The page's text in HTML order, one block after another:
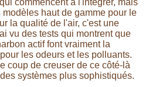
commencent à l'intégrer, mais
modèles haut de gamme pour le
la qualité de l'air, c'est une
vu des tests qui montrent que
actif font vraiment la
les odeurs et les polluants.
coup de creuser de ce côté-là
systèmes plus sophistiqués.